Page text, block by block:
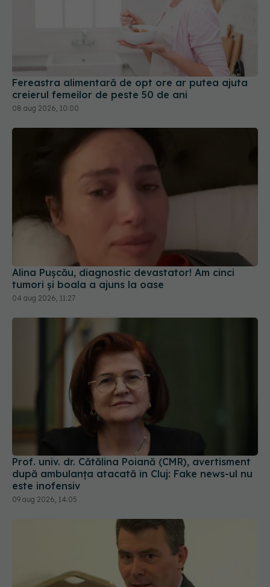
Fereastra alimentară de opt ore ar putea ajuta
creierul femeilor de peste 50 de ani
08 aug 2026, 10:00
Alina Pușcău, diagnostic devastator! Am cinci
tumori și boala a ajuns la oase
04 aug 2026, 11:27
Prof. univ. dr. Cătălina Poiană (CMR), avertisment
după ambulanța atacată în Cluj: Fake news-ul nu
este inofensiv
09 aug 2026, 14:05